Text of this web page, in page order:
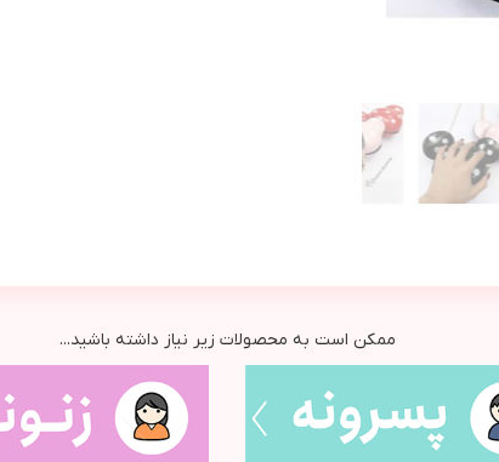
ممکن است به محصولات زیر نیاز داشته باشید...